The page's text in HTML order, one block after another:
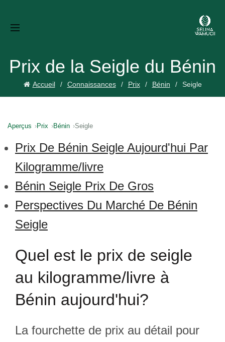
Prix de la Seigle du Bénin
Accueil Connaissances Prix Bénin Seigle
Aperçus Prix Bénin Seigle
Prix De Bénin Seigle Aujourd'hui Par
Kilogramme/livre
Bénin Seigle Prix De Gros
Perspectives Du Marché De Bénin
Seigle
Quel est le prix de seigle
au kilogramme/livre à
Bénin aujourd'hui?
La fourchette de prix au détail pour